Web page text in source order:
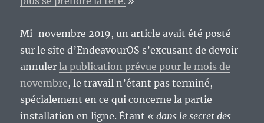
Mi-novembre 2019, un article avait été posté
sur le site d’EndeavourOS s’excusant de devoir
annulerla publication prévue pour le mois de
novembre, le travail n’étant pas terminé,
spécialement en ce qui concerne la partie
installation en ligne. Étant « dans le secret des